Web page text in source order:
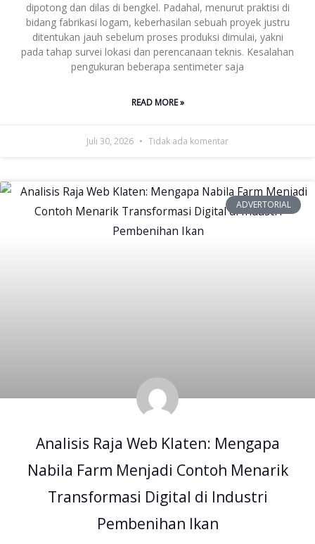
dipotong dan dilas di bengkel. Padahal, menurut praktisi di
bidang fabrikasi logam, keberhasilan sebuah proyek justru
ditentukan jauh sebelum proses produksi dimulai, yakni
pada tahap survei lokasi dan perencanaan teknis. Kesalahan
pengukuran beberapa sentimeter saja
READ MORE »
Juli 30, 2026 Tidak ada komentar
ADVERTORIAL
Analisis Raja Web Klaten: Mengapa
Nabila Farm Menjadi Contoh Menarik
Transformasi Digital di Industri
Pembenihan Ikan